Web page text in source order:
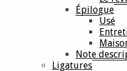
Épilogue
Usé
Note
Ligatures